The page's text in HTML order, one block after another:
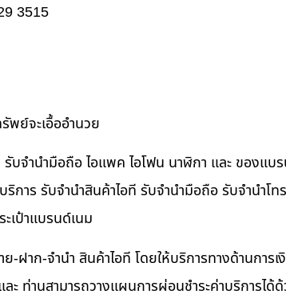
3515
พย์จะเอื้ออำนวย
บจำนำมือถือ ไอแพค ไอโฟน นาฬิกา และ ของแบ
การ รับจำนำสินค้าไอที รับจำนำมือถือ รับจำนำ
เป๋าแบรนด์เนม
ฝาก-จำนำ สินค้าไอที โดยให้บริการทางด้านการ
ะ ท่านสามารถวางแผนการผ่อนชำระค่าบริการได้